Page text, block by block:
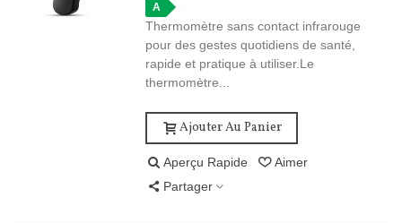
A
Thermomètre sans contact infrarouge
pour des gestes quotidiens de santé,
rapide et pratique à utiliser.Le
thermomètre...
Ajouter Au Panier
Aperçu Rapide
Aimer
Partager